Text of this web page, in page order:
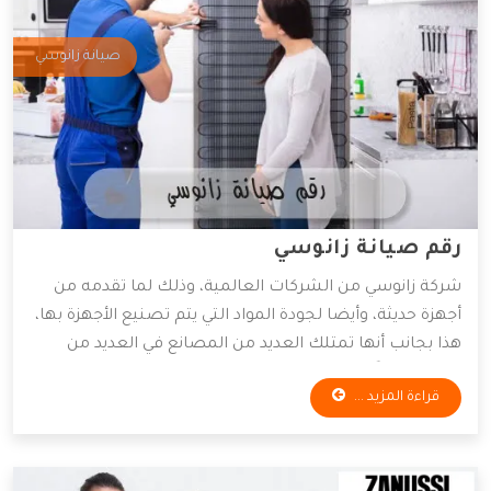
صيانة زانوسي
رقم صيانة زانوسي
شركة زانوسي من الشركات العالمية، وذلك لما تقدمه من
أجهزة حديثة، وأيضا لجودة المواد التي يتم تصنيع الأجهزة بها،
هذا بجانب أنها تمتلك العديد من المصانع في العديد من
البلاد، وأيضاً قامت الشركة بتوفير خدمة الشراء من علي
الإنترنت من خلال صفحتها الرئيسية، وأدي هذا لتسهيل خدمة
قراءة المزيد ...